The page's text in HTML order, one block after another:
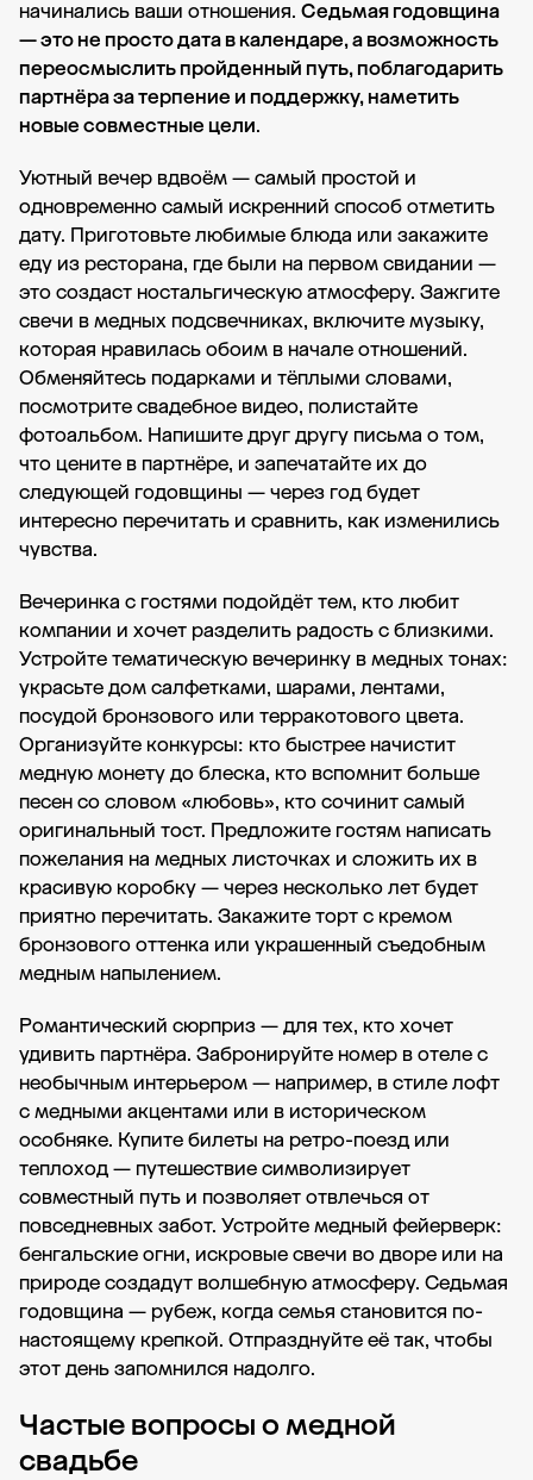
начинались ваши отношения. Седьмая годовщина
— это не просто дата в календаре, а возможность
переосмыслить пройденный путь, поблагодарить
партнёра за терпение и поддержку, наметить
новые совместные цели.
Уютный вечер вдвоём — самый простой и
одновременно самый искренний способ отметить
дату. Приготовьте любимые блюда или закажите
еду из ресторана, где были на первом свидании —
это создаст ностальгическую атмосферу. Зажгите
свечи в медных подсвечниках, включите музыку,
которая нравилась обоим в начале отношений.
Обменяйтесь подарками и тёплыми словами,
посмотрите свадебное видео, полистайте
фотоальбом. Напишите друг другу письма о том,
что цените в партнёре, и запечатайте их до
следующей годовщины — через год будет
интересно перечитать и сравнить, как изменились
чувства.
Вечеринка с гостями подойдёт тем, кто любит
компании и хочет разделить радость с близкими.
Устройте тематическую вечеринку в медных тонах:
украсьте дом салфетками, шарами, лентами,
посудой бронзового или терракотового цвета.
Организуйте конкурсы: кто быстрее начистит
медную монету до блеска, кто вспомнит больше
песен со словом «любовь», кто сочинит самый
оригинальный тост. Предложите гостям написать
пожелания на медных листочках и сложить их в
красивую коробку — через несколько лет будет
приятно перечитать. Закажите торт с кремом
бронзового оттенка или украшенный съедобным
медным напылением.
Романтический сюрприз — для тех, кто хочет
удивить партнёра. Забронируйте номер в отеле с
необычным интерьером — например, в стиле лофт
с медными акцентами или в историческом
особняке. Купите билеты на ретро-поезд или
теплоход — путешествие символизирует
совместный путь и позволяет отвлечься от
повседневных забот. Устройте медный фейерверк:
бенгальские огни, искровые свечи во дворе или на
природе создадут волшебную атмосферу. Седьмая
годовщина — рубеж, когда семья становится по-
настоящему крепкой. Отпразднуйте её так, чтобы
этот день запомнился надолго.
Частые вопросы о медной
свадьбе